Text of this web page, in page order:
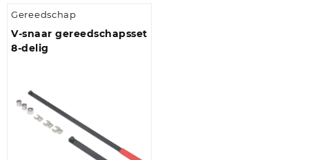
Gereedschap
V-snaar gereedschapsset
8-delig